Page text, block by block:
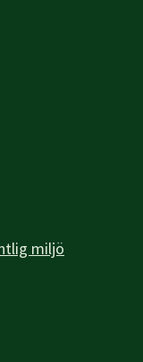
miljö